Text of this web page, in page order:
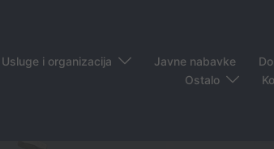
Usluge i organizacija Javne nabavke
Ostalo